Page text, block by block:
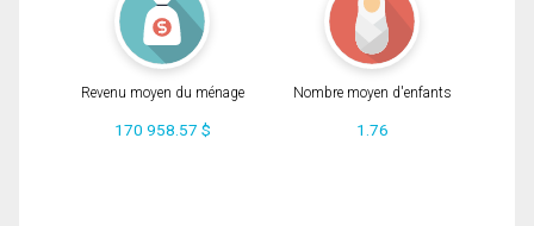
Revenu moyen du ménage
170 958.57 $
Nombre moyen d'enfants
1.76